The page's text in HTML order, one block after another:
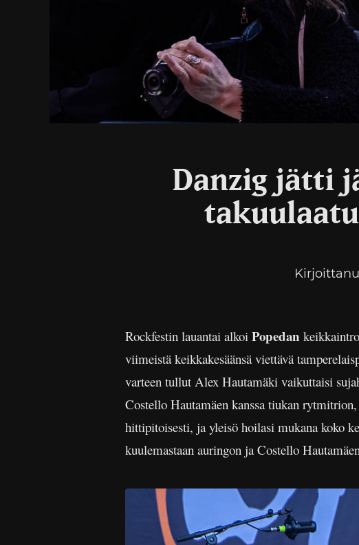
Danzig jätti
Rockfestin lauantai alkoi Popedan
viimeistä keikkakesäänsä viettävä
varteen tullut Alex Hautamäki vaikuttaisi
Costello Hautamäen kanssa tiukan
hittipitoisesti, ja yleisö hoilasi mukana koko
kuulemastaan auringon ja Costello